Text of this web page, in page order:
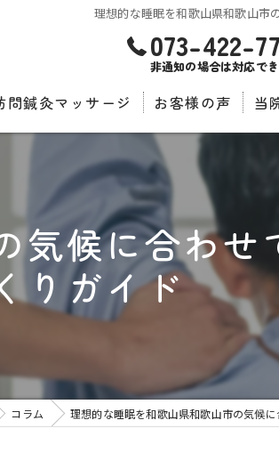
理想的な睡眠を和歌山県和歌山市
073-422-
非通知の場合は対応でき
問鍼灸マッサージ お客様の声
推薦者の声
当
腰痛
気候に合わ
りガイド
コラム 理想的な睡眠を和歌山県和歌山市の気候